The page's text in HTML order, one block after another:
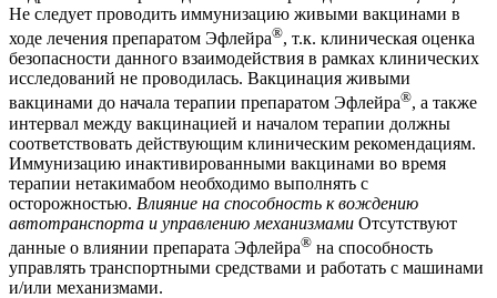
Не следует проводить иммунизацию живыми вакцинами в
ходе лечения препаратом Эфлейра®, т.к. клиническая оценка
безопасности данного взаимодействия в рамках клинических
исследований не проводилась. Вакцинация живыми
вакцинами до начала терапии препаратом Эфлейра®, а также
интервал между вакцинацией и началом терапии должны
соответствовать действующим клиническим рекомендациям.
Иммунизацию инактивированными вакцинами во время
терапии нетакимабом необходимо выполнять с
осторожностью. Влияние на способность к вождению
автотранспорта и управлению механизмами Отсутствуют
данные о влиянии препарата Эфлейра® на способность
управлять транспортными средствами и работать с машинами
и/или механизмами.